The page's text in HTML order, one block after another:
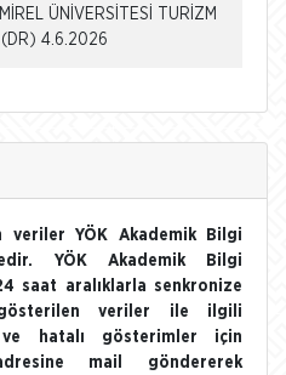
ÜNİVERSİTESİ TURİZM
(DR) 4.6.2026
veriler YÖK Akademik Bilgi
YÖK Akademik Bilgi
saat aralıklarla senkronize
veriler ile ilgili
ve hatalı gösterimler için
mail göndererek